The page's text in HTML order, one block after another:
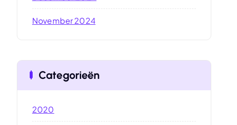
November 2024
Categorieën
2020